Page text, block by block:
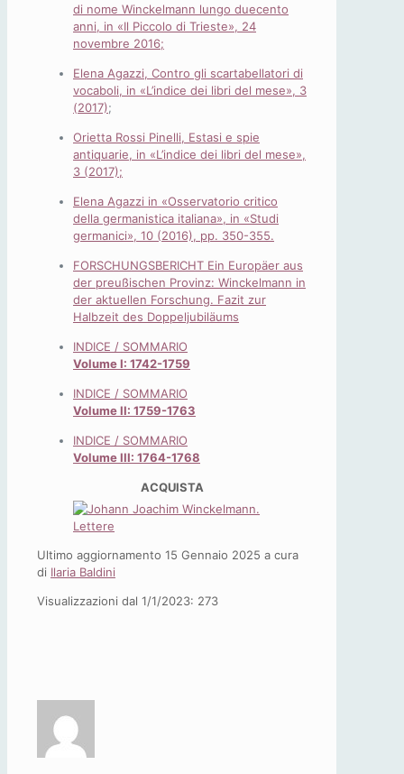
di nome Winckelmann lungo duecento
anni, in «Il Piccolo di Trieste», 24
novembre 2016;
Elena Agazzi, Contro gli scartabellatori di
vocaboli, in «L’indice dei libri del mese», 3
(2017);
Orietta Rossi Pinelli, Estasi e spie
antiquarie, in «L’indice dei libri del mese»,
3 (2017);
Elena Agazzi in «Osservatorio critico
della germanistica italiana», in «Studi
germanici», 10 (2016), pp. 350-355.
FORSCHUNGSBERICHT Ein Europäer aus
der preußischen Provinz: Winckelmann in
der aktuellen Forschung. Fazit zur
Halbzeit des Doppeljubiläums
INDICE / SOMMARIO
Volume I: 1742-1759
INDICE / SOMMARIO
Volume II: 1759-1763
INDICE / SOMMARIO
Volume III: 1764-1768
ACQUISTA
Ultimo aggiornamento 15 Gennaio 2025 a cura
di Ilaria Baldini
Visualizzazioni dal 1/1/2023: 273